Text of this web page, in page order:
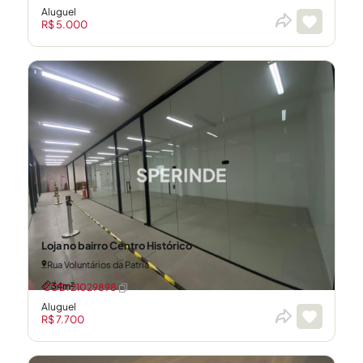
Aluguel
R$ 5.000
Loja no bairro Centro Histórico
Rua Voluntários da Patria
34m²
Aluguel
R$ 7.700
CÓD: 21029898